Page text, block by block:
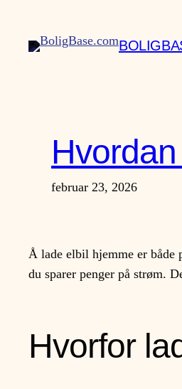
innhold
februar 23, 2026
Å lade elbil hjemme er
du sparer penger på strøm.
Hvorfor